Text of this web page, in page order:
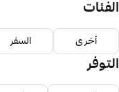
الفئات
أخرى السفر
التوفر